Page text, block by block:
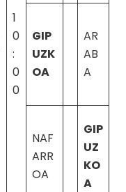
1
0
:
0
0
GIP
UZK
OA
AR
AB
A
NAF
ARR
OA
GIP
UZ
KO
A